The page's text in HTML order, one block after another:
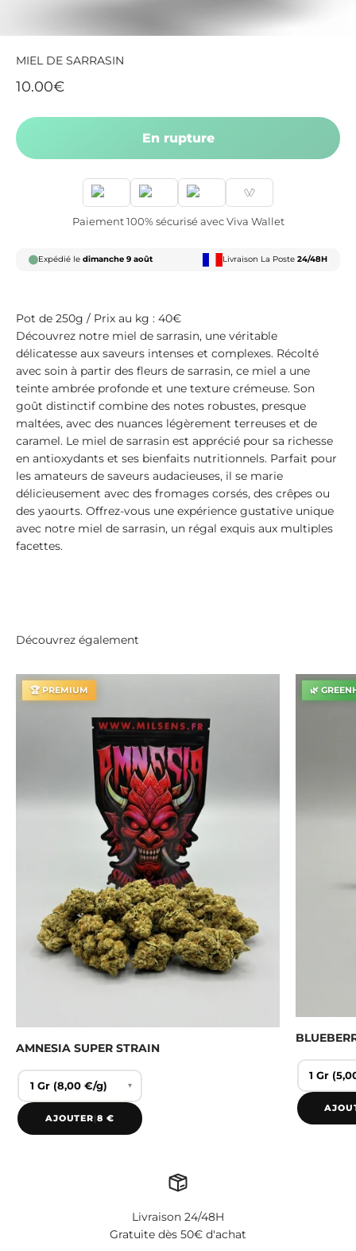
MIEL DE SARRASIN
Prix de vente
10.00€
En rupture
Paiement 100% sécurisé avec Viva Wallet
Expédié le dimanche 9 août Livraison La Poste 24/48H
Pot de 250g / Prix au kg : 40€
Découvrez notre miel de sarrasin, une véritable
délicatesse aux saveurs intenses et complexes. Récolté
avec soin à partir des fleurs de sarrasin, ce miel a une
teinte ambrée profonde et une texture crémeuse. Son
goût distinctif combine des notes robustes, presque
maltées, avec des nuances légèrement terreuses et de
caramel. Le miel de sarrasin est apprécié pour sa richesse
en antioxydants et ses bienfaits nutritionnels. Parfait pour
les amateurs de saveurs audacieuses, il se marie
délicieusement avec des fromages corsés, des crêpes ou
des yaourts. Offrez-vous une expérience gustative unique
avec notre miel de sarrasin, un régal exquis aux multiples
facettes.
Découvrez également
🏆 PREMIUM
AMNESIA SUPER STRAIN
▾
AJOUTER|8 €
🌿
Livraison 24/48H
Gratuite dès 50€ d'achat